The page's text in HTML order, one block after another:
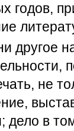
годов,
другое
не
дело в